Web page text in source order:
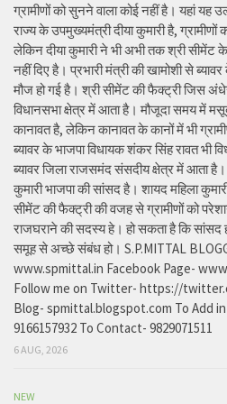
ग्रामीणों को सुनने वाला कोई नहीं है। यहां यह
राज्य के उपमुख्यमंत्री दीया कुमारी है, ग्रामीणों
लेकिन दीया कुमारी ने भी अभी तक श्री सीमेंट
नहीं दिए है। प्रभारी मंत्री की खामोशी से
मौज हो गई है। श्री सीमेंट की फैक्ट्री जिस
विधानसभा क्षेत्र में आता है। मौजूदा समय में
कानावत है, लेकिन कानावत के कानों में भी
ब्यावर के भाजपा विधायक शंकर सिंह रावत भी
ब्यावर जिला राजसमंद संसदीय क्षेत्र में आता
कुमारी भाजपा की सांसद है। शायद महिला
सीमेंट की फैक्ट्री की वजह से ग्रामीणों को
राजघराने की सदस्य हे। हो सकता है कि सांसद
समूह से अच्छे संबंध हो। S.P.MITTAL
www.spmittal.in Facebook Page-
Follow me on Twitter- https://
Blog- spmittal.blogspot.com To Add
9166157932 To Contact- 9829071511
6 AUG, 2026
NEW